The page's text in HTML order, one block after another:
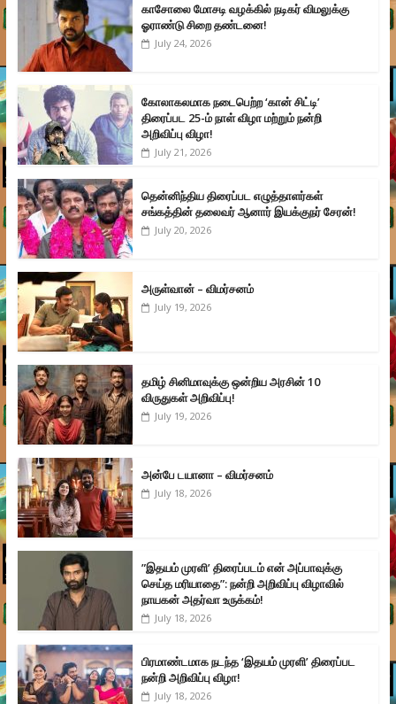
காசோலை மோசடி வழக்கில் நடிகர் விமலுக்கு
ஓராண்டு சிறை தண்டனை!
July 24, 2026
கோலாகலமாக நடைபெற்ற ‘கான் சிட்டி’
திரைப்பட 25-ம் நாள் விழா மற்றும் நன்றி
அறிவிப்பு விழா!
July 21, 2026
தென்னிந்திய திரைப்பட எழுத்தாளர்கள்
சங்கத்தின் தலைவர் ஆனார் இயக்குநர் சேரன்!
July 20, 2026
அருள்வான் – விமர்சனம்
July 19, 2026
தமிழ் சினிமாவுக்கு ஒன்றிய அரசின் 10
விருதுகள் அறிவிப்பு!
July 19, 2026
அன்பே டயானா – விமர்சனம்
July 18, 2026
”இதயம் முரளி’ திரைப்படம் என் அப்பாவுக்கு
செய்த மரியாதை”: நன்றி அறிவிப்பு விழாவில்
நாயகன் அதர்வா உருக்கம்!
July 18, 2026
பிரமாண்டமாக நடந்த ‘இதயம் முரளி’ திரைப்பட
நன்றி அறிவிப்பு விழா!
July 18, 2026